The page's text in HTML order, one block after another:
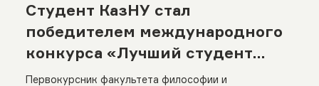
Студент КазНУ стал
победителем международного
конкурса «Лучший студент
Центральной Азии»
Первокурсник факультета философии и